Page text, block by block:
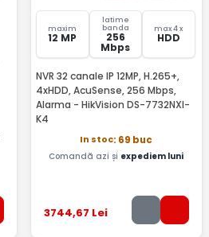
maxim
12 MP
latime
banda
256
Mbps
max 4 x
HDD
NVR 32 canale IP 12MP, H.265+,
4xHDD, AcuSense, 256 Mbps,
Alarma - HikVision DS-7732NXI-
K4
In stoc: 69 buc
Comandă azi și expediem luni
3744,67 Lei